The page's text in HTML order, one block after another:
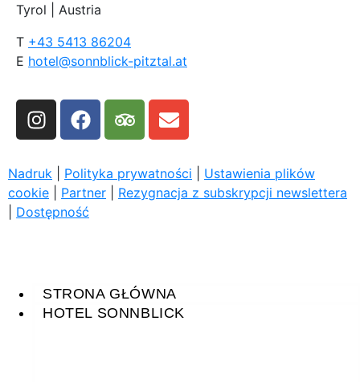
Tyrol | Austria
T +43 5413 86204
E hotel@sonnblick-pitztal.at
Nadruk Polityka prywatności
Ustawienia plików
cookie
Partner
Rezygnacja z subskrypcji newslettera
Dostępność
STRONA GŁÓWNA
HOTEL SONNBLICK